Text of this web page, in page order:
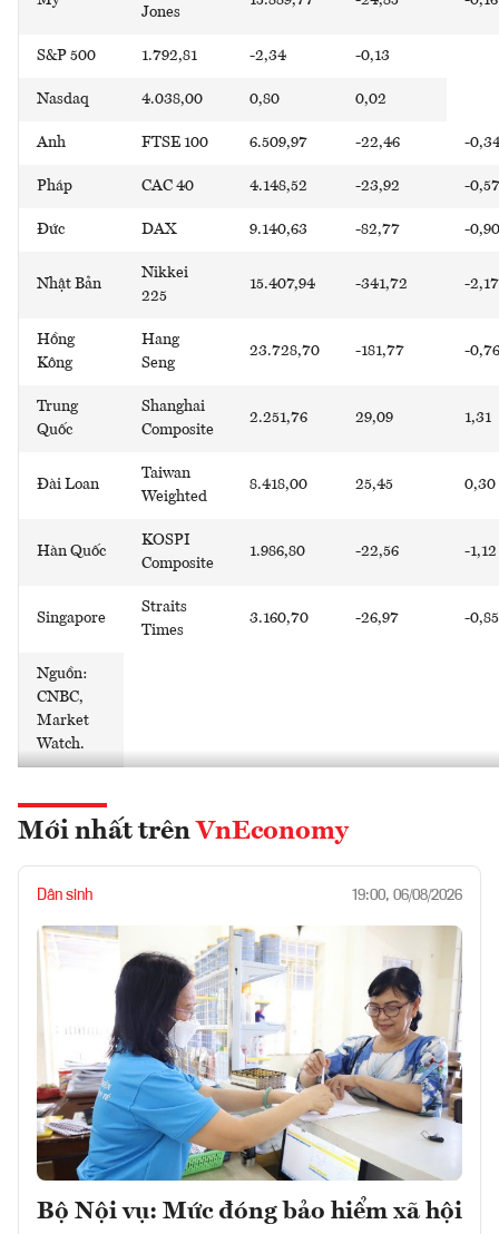
Jones
S&P 500 1.792,81 -2,34 -0,13
Nasdaq 4.038,00 0,80 0,02
Anh FTSE 100 6.509,97 -22,46 -
Pháp CAC 40 4.148,52 -23,92 -0,57
Đức DAX 9.140,63 -82,77 -0,90
Nhật Bản
Nikkei
225
15.407,94 -341,72 -2,17
Hồng
Kông
Hang
Seng
23.728,70 -181,77 -0,76
Trung
Quốc
Shanghai
Composite
2.251,76 29,09 1,31
Đài Loan
Taiwan
Weighted
8.418,00 25,45 0,30
Hàn Quốc
KOSPI
Composite
1.986,80 -22,56 -1,12
Singapore
Straits
Times
3.160,70 -26,97 -0,85
Nguồn:
CNBC,
Market
Watch.
Mới nhất trên VnEconomy
Dân sinh 19:00, 06/08/2026
Bộ Nội vụ: Mức đóng bảo hiểm xã hội